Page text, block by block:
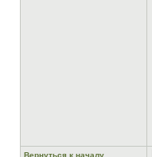
Вернуться к началу